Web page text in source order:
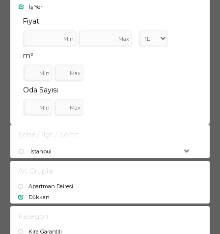
İş Yeri
Fiyat
m²
Oda Sayısı
Şehir / İlçe / Semt
İstanbul
Alt Gruplar
Apartman Dairesi
Dükkan
Kategori
Kira Garantili